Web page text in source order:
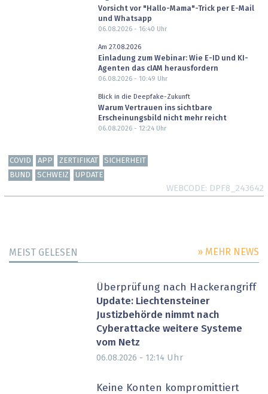
Vorsicht vor "Hallo-Mama"-Trick per E-Mail
und Whatsapp
06.08.2026 - 16:40 Uhr
Am 27.08.2026
Einladung zum Webinar: Wie E-ID und KI-
Agenten das cIAM herausfordern
06.08.2026 - 10:49 Uhr
Blick in die Deepfake-Zukunft
Warum Vertrauen ins sichtbare
Erscheinungsbild nicht mehr reicht
06.08.2026 - 12:24Uhr
COVID APP ZERTIFIKAT
SICHERHEIT
BUND
SCHWEIZ UPDATE
WEBCODE DPF8_243642
MEIST GELESEN » MEHR NEWS
Überprüfung nach Hackerangriff
Update: Liechtensteiner
Justizbehörde nimmt nach
Cyberattacke weitere Systeme
vom Netz
06.08.2026 - 12:14 Uhr
Keine Konten kompromittiert